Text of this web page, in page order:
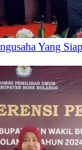
Yang